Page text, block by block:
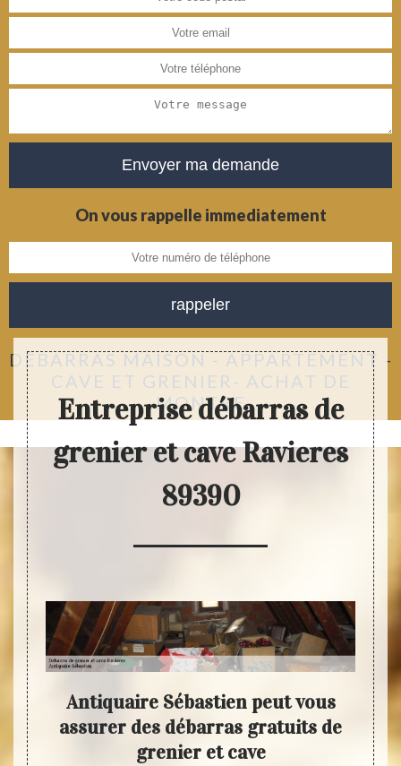
On vous rappelle immediatement
DÉBARRAS MAISON - APPARTEMENT -
CAVE ET GRENIER- ACHAT DE
MONTRE
Entreprise débarras de
grenier et cave Ravieres
89390
Antiquaire Sébastien peut vous
assurer des débarras gratuits de
grenier et cave